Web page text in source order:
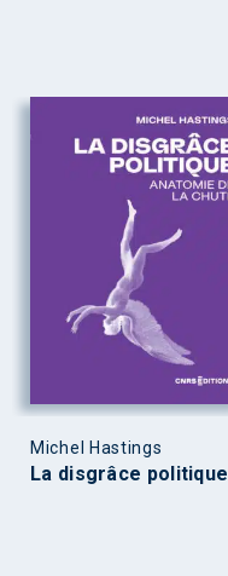
Michel Hastings
La disgrâce politique